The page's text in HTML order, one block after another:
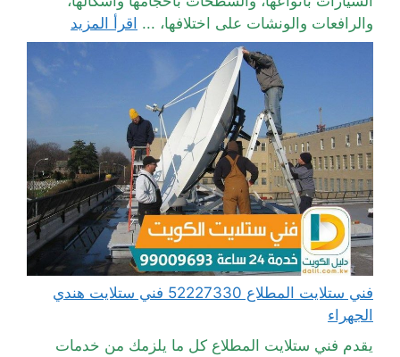
والرافعات والونشات على اختلافها، ... اقرأ المزيد
فني ستلايت المطلاع 52227330 فني ستلايت هندي
الجهراء
يقدم فني ستلايت المطلاع كل ما يلزمك من خدمات